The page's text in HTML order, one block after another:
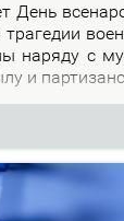
День
на­ря­ду с
и